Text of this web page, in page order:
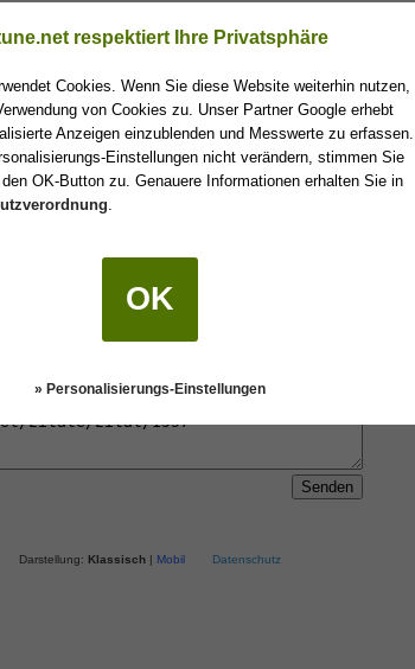
an sich selbst senden.
Darstellung: Klassisch| Mobil Datenschutz
respektiert Ihre Privatsphäre
Cookies. Wenn Sie diese Website weiterhin nutzen,
von Cookies zu. Unser Partner Google erhebt
Anzeigen einzublenden und Messwerte zu erfassen.
Einstellungen nicht verändern, stimmen Sie
OK-Button zu. Genauere Informationen erhalten Sie in
.
OK
» Personalisierungs-Einstellungen